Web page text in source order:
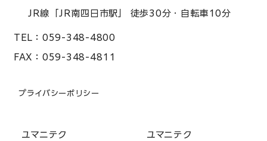
JR線「JR南四日市駅」 徒歩30分・自転車10分
TEL： 059-348-4800
FAX： 059-348-4811
プライバシーポリシー
ユマニテク
ユマニテク